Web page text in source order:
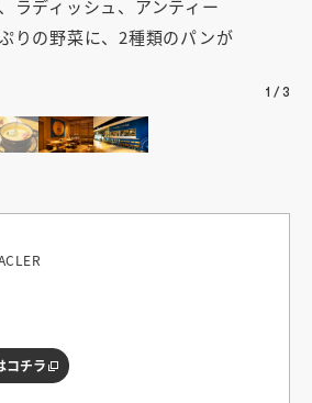
ラディッシュ、アンティー
りの野菜に、2種類のパンが
1 / 3
コチラ